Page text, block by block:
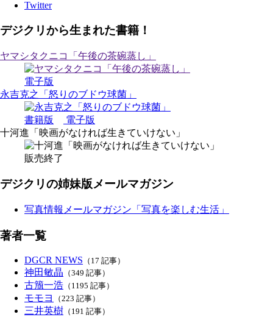
Twitter
デジクリから生まれた書籍！
ヤマシタクニコ「午後の茶碗蒸し」
電子版
永吉克之「怒りのブドウ球菌」
書籍版
電子版
十河進「映画がなければ生きていけない」
販売終了
デジクリの姉妹版メールマガジン
写真情報メールマガジン「写真を楽しむ生活」
著者一覧
DGCR NEWS （17 記事）
神田敏晶 （349 記事）
古籏一浩 （1195 記事）
モモヨ （223 記事）
三井英樹 （191 記事）